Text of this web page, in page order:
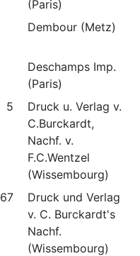
(Paris)
Dembour (Metz)
Deschamps Imp.
(Paris)
5
Druck u. Verlag v.
C.Burckardt,
Nachf. v.
F.C.Wentzel
(Wissembourg)
67
Druck und Verlag
v. C. Burckardt's
Nachf.
(Wissembourg)